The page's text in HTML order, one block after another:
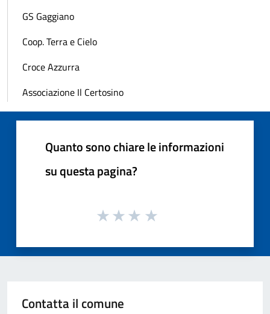
GS Gaggiano
Coop. Terra e Cielo
Croce Azzurra
Associazione Il Certosino
Quanto sono chiare le informazioni
su questa pagina?
Contatta il comune